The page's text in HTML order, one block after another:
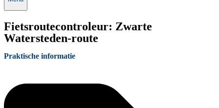
Fietsroutecontroleur: Zwarte
Watersteden-route
Praktische informatie